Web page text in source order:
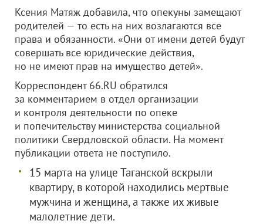
Ксения Матяж добавила, что опекуны замещают
родителей — то есть на них возлагаются все
права и обязанности. «Они от имени детей будут
совершать все юридические действия,
но не имеют прав на имущество детей».
Корреспондент 66.RU обратился
за комментарием в отдел организации
и контроля деятельности по опеке
и попечительству министерства социальной
политики Свердловской области. На момент
публикации ответа не поступило.
15 марта на улице Таганской вскрыли
квартиру, в которой находились мертвые
мужчина и женщина, а также их живые
малолетние дети.